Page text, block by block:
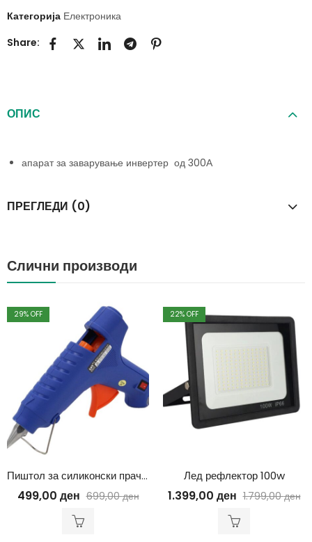
Категорија Електроника
Share:
ОПИС
апарат за заварување инвертер од 300А
ПРЕГЛЕДИ (0)
Слични производи
29% OFF
Пиштол за силиконски прачки 100w
499,00 ден 699,00ден
22% OFF
Лед рефлектор 100w
1.399,00 ден 1.799,00ден